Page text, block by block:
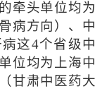
牵头单位均为
病方向）、中
这4个省级中
位均为上海中
甘肃中医药大